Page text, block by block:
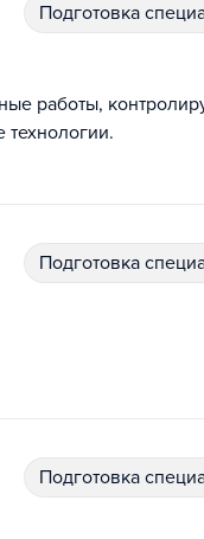
подготовка
работы,
подготовка
подготовка